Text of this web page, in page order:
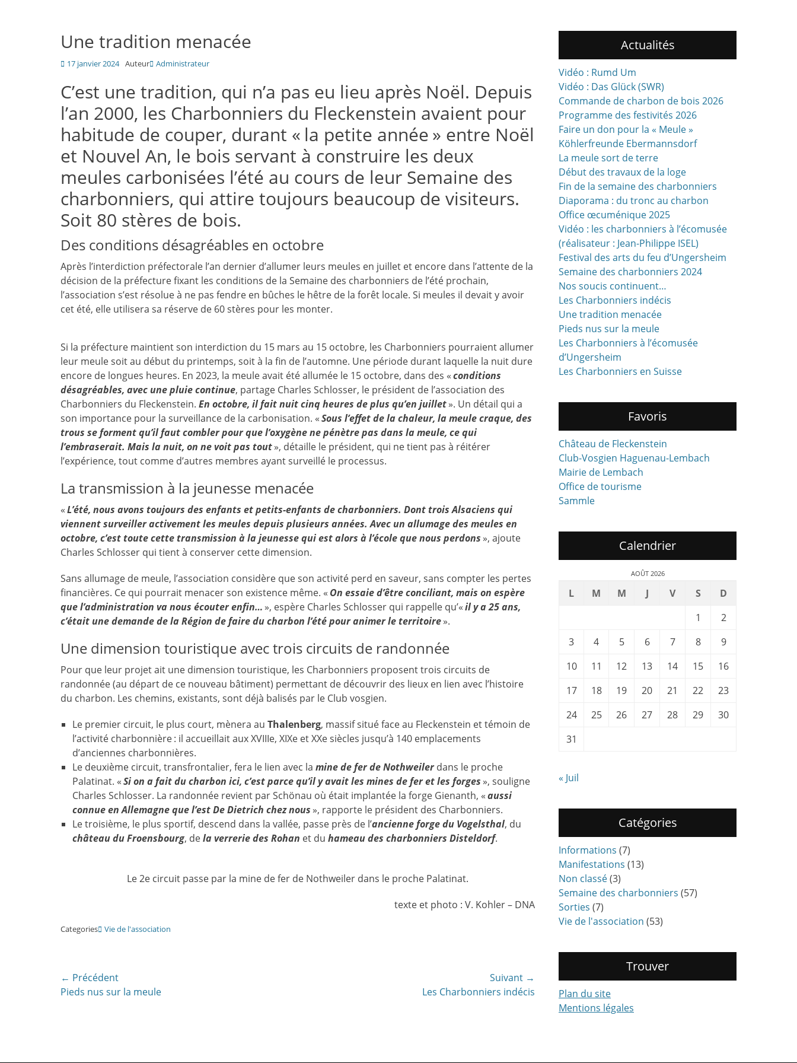
Une tradition menacée
Posté
17 janvier 2024 Auteur Administrateur
C’est une tradition, qui n’a pas eu lieu après Noël. Depuis
l’an 2000, les Charbonniers du Fleckenstein avaient pour
habitude de couper, durant « la petite année » entre Noël
et Nouvel An, le bois servant à construire les deux
meules carbonisées l’été au cours de leur Semaine des
charbonniers, qui attire toujours beaucoup de visiteurs.
Soit 80 stères de bois.
Des conditions désagréables en octobre
Après l’interdiction préfectorale l’an dernier d’allumer leurs meules en juillet et encore dans l’attente de la
décision de la préfecture fixant les conditions de la Semaine des charbonniers de l’été prochain,
l’association s’est résolue à ne pas fendre en bûches le hêtre de la forêt locale. Si meules il devait y avoir
cet été, elle utilisera sa réserve de 60 stères pour les monter.
Si la préfecture maintient son interdiction du 15 mars au 15 octobre, les Charbonniers pourraient allumer
leur meule soit au début du printemps, soit à la fin de l’automne. Une période durant laquelle la nuit dure
encore de longues heures. En 2023, la meule avait été allumée le 15 octobre, dans des «conditions
désagréables, avec une pluie continue, partage Charles Schlosser, le président de l’association des
Charbonniers du Fleckenstein. En octobre, il fait nuit cinq heures de plus qu’en juillet». Un détail qui a
son importance pour la surveillance de la carbonisation. «Sous l’effet de la chaleur, la meule craque, des
trous se forment qu’il faut combler pour que l’oxygène ne pénètre pas dans la meule, ce qui
l’embraserait. Mais la nuit, on ne voit pas tout», détaille le président, qui ne tient pas à réitérer
l’expérience, tout comme d’autres membres ayant surveillé le processus.
La transmission à la jeunesse menacée
«L’été, nous avons toujours des enfants et petits-enfants de charbonniers. Dont trois Alsaciens qui
viennent surveiller activement les meules depuis plusieurs années. Avec un allumage des meules en
octobre, c’est toute cette transmission à la jeunesse qui est alors à l’école que nous perdons », ajoute
Charles Schlosser qui tient à conserver cette dimension.
Sans allumage de meule, l’association considère que son activité perd en saveur, sans compter les pertes
financières. Ce qui pourrait menacer son existence même. « On essaie d’être conciliant, mais on espère
que l’administration va nous écouter enfin… », espère Charles Schlosser qui rappelle qu’«il y a 25 ans,
c’était une demande de la Région de faire du charbon l’été pour animer le territoire».
Une dimension touristique avec trois circuits de randonnée
Pour que leur projet ait une dimension touristique, les Charbonniers proposent trois circuits de
randonnée (au départ de ce nouveau bâtiment) permettant de découvrir des lieux en lien avec l’histoire
du charbon. Les chemins, existants, sont déjà balisés par le Club vosgien.
Le premier circuit, le plus court, mènera au Thalenberg, massif situé face au Fleckenstein et témoin de
l’activité charbonnière : il accueillait aux XVIIIe, XIXe et XXe siècles jusqu’à 140 emplacements
d’anciennes charbonnières.
Le deuxième circuit, transfrontalier, fera le lien avec la mine de fer de Nothweilerdans le proche
Palatinat. «Si on a fait du charbon ici, c’est parce qu’il y avait les mines de fer et les forges », souligne
Charles Schlosser. La randonnée revient par Schönau où était implantée la forge Gienanth, «aussi
connue en Allemagne que l’est De Dietrich chez nous », rapporte le président des Charbonniers.
Le troisième, le plus sportif, descend dans la vallée, passe près de l’ancienne forge du Vogelsthal, du
château du Froensbourg, dela verrerie des Rohan et du hameau des charbonniers Disteldorf.
Le 2e circuit passe par la mine de fer de Nothweiler dans le proche Palatinat.
texte et photo : V. Kohler – DNA
Categories Vie de l'association
Navigation
de
← Précédent
Article
Pieds nus sur la meule
Suivant →
Les Charbonniers indécis
Actualités
Vidéo : Rumd Um
Vidéo : Das Glück (SWR)
Commande de charbon de bois 2026
Programme des festivités 2026
Faire un don pour la « Meule »
Köhlerfreunde Ebermannsdorf
La meule sort de terre
Début des travaux de la loge
Fin de la semaine des charbonniers
Diaporama : du tronc au charbon
Office œcuménique 2025
Vidéo : les charbonniers à l’écomusée
(réalisateur : Jean-Philippe ISEL)
Festival des arts du feu d’Ungersheim
Semaine des charbonniers 2024
Nos soucis continuent…
Les Charbonniers indécis
Une tradition menacée
Pieds nus sur la meule
Les Charbonniers à l’écomusée
d’Ungersheim
Les Charbonniers en Suisse
Favoris
Château de Fleckenstein
Club-Vosgien Haguenau-Lembach
Mairie de Lembach
Office de tourisme
Sammle
Calendrier
AOÛT 2026
L M M J V S
D
1
2
3
4 5 6 7 8
9
10
11 12 13 14 15
16
17
18 19 20 21 22
23
24
25 26 27 28 29
30
31
« Juil
Catégories
Informations (7)
Manifestations (13)
Non classé(3)
Semaine des charbonniers (57)
Sorties (7)
Vie de l'association (53)
Trouver
Plan du site
Mentions légales